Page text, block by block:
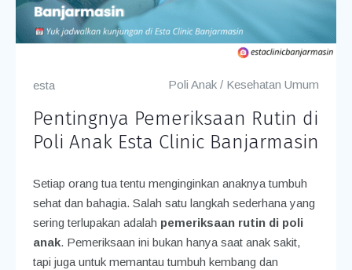
Poli Anak / Kesehatan Umum
esta
Pentingnya Pemeriksaan Rutin di
Poli Anak Esta Clinic Banjarmasin
Setiap orang tua tentu menginginkan anaknya tumbuh
sehat dan bahagia. Salah satu langkah sederhana yang
sering terlupakan adalah pemeriksaan rutin di poli
anak. Pemeriksaan ini bukan hanya saat anak sakit,
tapi juga untuk memantau tumbuh kembang dan